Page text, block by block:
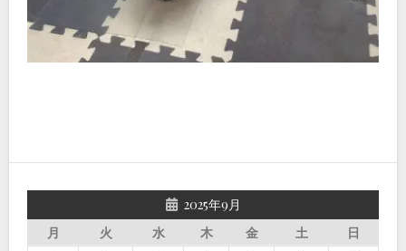
2025年9月
月
火 水 木 金 土
日